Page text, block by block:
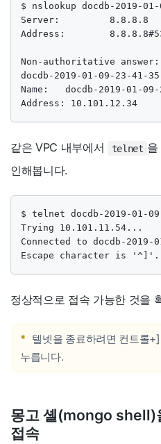
$ nslookup docdb-2019-
Server:         8.8.8.8
Address:
Non-authoritative answer:
docdb-2019-01-09-23-41-
Name:   docdb-2019-01-
Address: 10.101.12.34
같은 VPC 내부에서 telnet
인해봅니다.
$ telnet docdb-2019-01-
Trying 10.101.11.54...
Connected to docdb-
Escape character is '^]'.
정상적으로 접속 가능한 것을
* 텔넷을 종료하려면 컨트롤
누릅니다.
몽고 셸(mongo shell)
접속